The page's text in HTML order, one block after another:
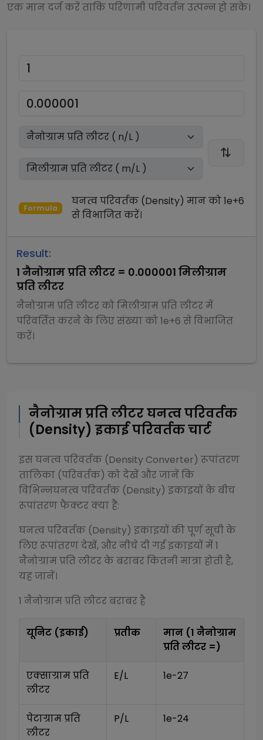
एक मान दर्ज करें ताकि परिणामी परिवर्तन उत्पन्न हो सके।
Formula
घनत्व परिवर्तक (Density) मान को1e+6
सेविभाजितकरें।
Result:
1 नैनोग्राम प्रति लीटर = 0.000001 मिलीग्राम
प्रति लीटर
नैनोग्राम प्रति लीटरकोमिलीग्राम प्रति लीटरमें
परिवर्तित करने के लिए संख्या को1e+6 सेविभाजित
करें।
नैनोग्राम प्रति लीटरघनत्व परिवर्तक
(Density) इकाई परिवर्तक चार्ट
इसघनत्व परिवर्तक (Density Converter) रूपांतरण
तालिका (परिवर्तक) को देखें और जानें कि
विभिन्नघनत्व परिवर्तक (Density) इकाइयों के बीच
रूपांतरण फैक्टर क्या हैं:
घनत्व परिवर्तक (Density) इकाइयों की पूर्ण सूची के
लिए रूपांतरण देखें, और नीचे दी गई इकाइयों में 1
नैनोग्राम प्रति लीटरके बराबर कितनी मात्रा होती है,
यह जानें।
1 नैनोग्राम प्रति लीटरबराबर है
यूनिट (इकाई) प्रतीक मान (1 नैनोग्राम
प्रति लीटर =)
एक्साग्राम प्रति
लीटर
E/L 1e-27
पेटाग्राम प्रति
लीटर
P/L 1e-24